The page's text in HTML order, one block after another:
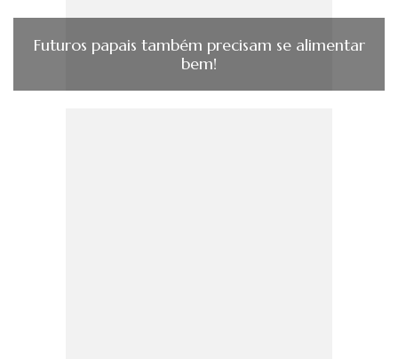
Futuros papais também precisam se alimentar
bem!